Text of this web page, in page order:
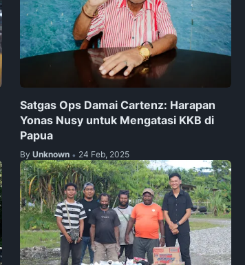
Satgas Ops Damai Cartenz: Harapan
Yonas Nusy untuk Mengatasi KKB di
Papua
By Unknown • 24 Feb, 2025